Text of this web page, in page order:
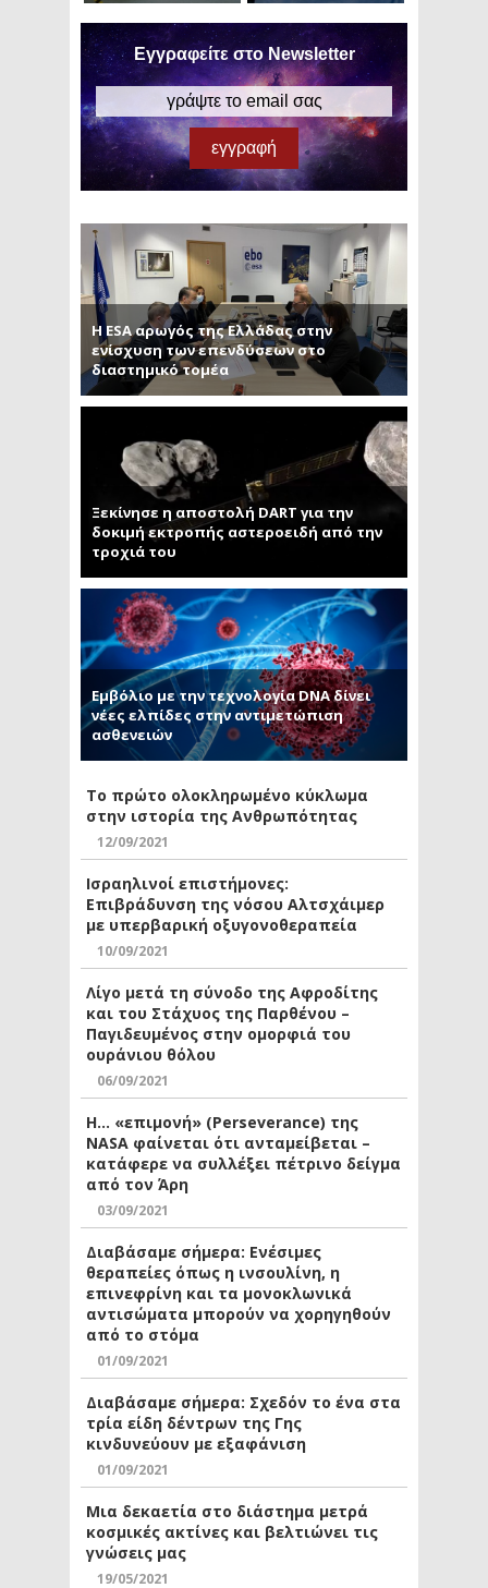
Εγγραφείτε στο Newsletter
Η ESA αρωγός της Ελλάδας στην
ενίσχυση των επενδύσεων στο
διαστημικό τομέα
Ξεκίνησε η αποστολή DART για την
δοκιμή εκτροπής αστεροειδή από την
τροχιά του
Εμβόλιο με την τεχνολογία DNA δίνει
νέες ελπίδες στην αντιμετώπιση
ασθενειών
Το πρώτο ολοκληρωμένο κύκλωμα
στην ιστορία της Ανθρωπότητας
12/09/2021
Ισραηλινοί επιστήμονες:
Επιβράδυνση της νόσου Αλτσχάιμερ
με υπερβαρική οξυγονοθεραπεία
10/09/2021
Λίγο μετά τη σύνοδο της Αφροδίτης
και του Στάχυος της Παρθένου –
Παγιδευμένος στην ομορφιά του
ουράνιου θόλου
06/09/2021
Η… «επιμονή» (Perseverance) της
NASA φαίνεται ότι ανταμείβεται –
κατάφερε να συλλέξει πέτρινο δείγμα
από τον Άρη
03/09/2021
Διαβάσαμε σήμερα: Ενέσιμες
θεραπείες όπως η ινσουλίνη, η
επινεφρίνη και τα μονοκλωνικά
αντισώματα μπορούν να χορηγηθούν
από το στόμα
01/09/2021
Διαβάσαμε σήμερα: Σχεδόν το ένα στα
τρία είδη δέντρων της Γης
κινδυνεύουν με εξαφάνιση
01/09/2021
Μια δεκαετία στο διάστημα μετρά
κοσμικές ακτίνες και βελτιώνει τις
γνώσεις μας
19/05/2021